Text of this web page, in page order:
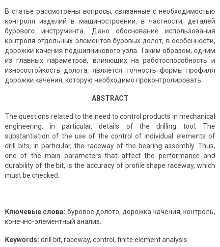
В статье рассмотрены вопросы, связанные с необходимостью
контроля изделий в машиностроении, в частности, деталей
бурового инструмента. Дано обоснование использования
контроля отдельных элементов буровых долот, в особенности,
дорожки качения подшипникового узла. Таким образом, одним
из главных параметров, влияющих на работоспособность и
износостойкость долота, является точность формы профиля
дорожки качения, которую необходимо проконтролировать.
ABSTRACT
The questions related to the need to control products in mechanical
engineering, in particular, details of the drilling tool. The
substantiation of the use of the control of individual elements of
drill bits, in particular, the raceway of the bearing assembly. Thus,
one of the main parameters that affect the performance and
durability of the bit, is the accuracy of profile shape raceway, which
must be checked.
Ключевые слова: буровое долото, дорожка качения, контроль,
конечно-элементный анализ.
Keywords: drill bit, raceway, control, finite element analysis.